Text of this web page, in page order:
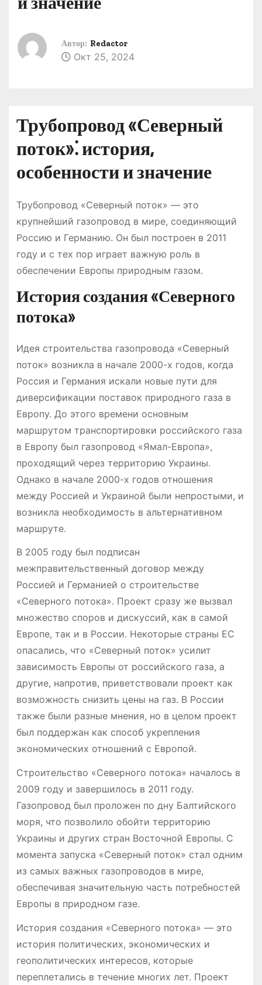
Автор: Redactor
Окт 25, 2024
Трубопровод «Северный
поток»⁚ история,
особенности и значение
Трубопровод «Северный поток» — это
крупнейший газопровод в мире, соединяющий
Россию и Германию. Он был построен в 2011
году и с тех пор играет важную роль в
обеспечении Европы природным газом.
История создания «Северного
потока»
Идея строительства газопровода «Северный
поток» возникла в начале 2000-х годов, когда
Россия и Германия искали новые пути для
диверсификации поставок природного газа в
Европу. До этого времени основным
маршрутом транспортировки российского газа
в Европу был газопровод «Ямал-Европа»,
проходящий через территорию Украины.
Однако в начале 2000-х годов отношения
между Россией и Украиной были непростыми, и
возникла необходимость в альтернативном
маршруте.
В 2005 году был подписан
межправительственный договор между
Россией и Германией о строительстве
«Северного потока». Проект сразу же вызвал
множество споров и дискуссий, как в самой
Европе, так и в России. Некоторые страны ЕС
опасались, что «Северный поток» усилит
зависимость Европы от российского газа, а
другие, напротив, приветствовали проект как
возможность снизить цены на газ. В России
также были разные мнения, но в целом проект
был поддержан как способ укрепления
экономических отношений с Европой.
Строительство «Северного потока» началось в
2009 году и завершилось в 2011 году.
Газопровод был проложен по дну Балтийского
моря, что позволило обойти территорию
Украины и других стран Восточной Европы. С
момента запуска «Северный поток» стал одним
из самых важных газопроводов в мире,
обеспечивая значительную часть потребностей
Европы в природном газе.
История создания «Северного потока» — это
история политических, экономических и
геополитических интересов, которые
переплетались в течение многих лет. Проект